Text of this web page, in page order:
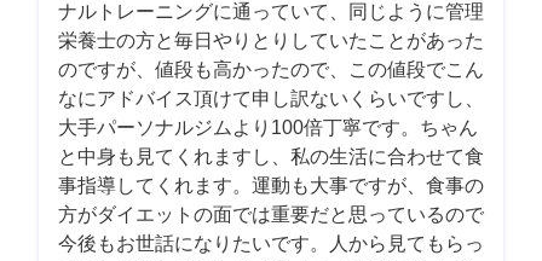
ナルトレーニングに通っていて、同じように管理
栄養士の方と毎日やりとりしていたことがあった
のですが、値段も高かったので、この値段でこん
なにアドバイス頂けて申し訳ないくらいですし、
大手パーソナルジムより100倍丁寧です。ちゃん
と中身も見てくれますし、私の生活に合わせて食
事指導してくれます。運動も大事ですが、食事の
方がダイエットの面では重要だと思っているので
今後もお世話になりたいです。人から見てもらっ